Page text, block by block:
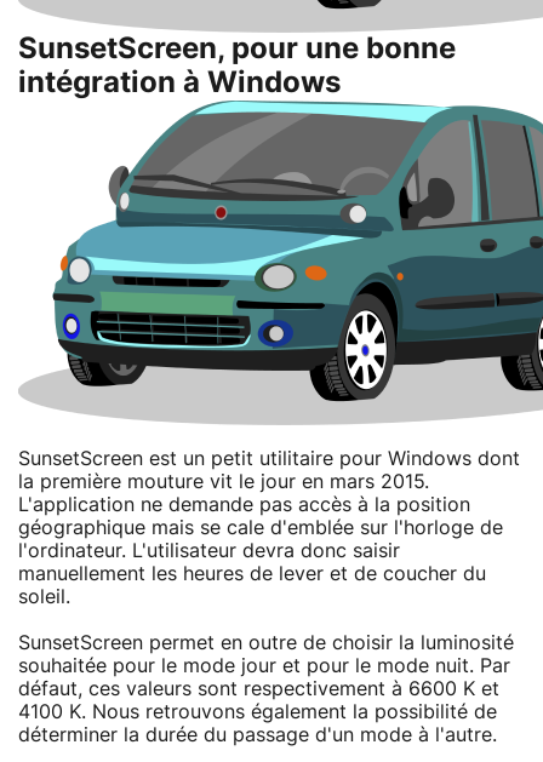
SunsetScreen, pour une bonne
intégration à Windows
SunsetScreen est un petit utilitaire pour Windows dont
la première mouture vit le jour en mars 2015.
L'application ne demande pas accès à la position
géographique mais se cale d'emblée sur l'horloge de
l'ordinateur. L'utilisateur devra donc saisir
manuellement les heures de lever et de coucher du
soleil.
SunsetScreen permet en outre de choisir la luminosité
souhaitée pour le mode jour et pour le mode nuit. Par
défaut, ces valeurs sont respectivement à 6600 K et
4100 K. Nous retrouvons également la possibilité de
déterminer la durée du passage d'un mode à l'autre.